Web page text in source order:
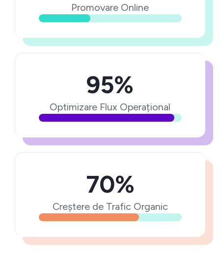
Promovare Online
95%
Optimizare Flux Operațional
70%
Creștere de Trafic Organic